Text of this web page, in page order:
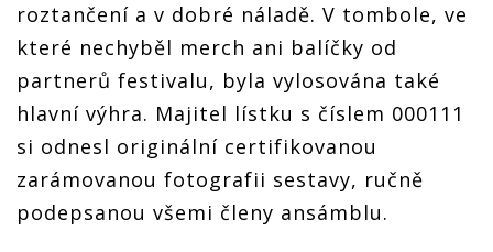
roztančení a v dobré náladě. V tombole, ve
které nechyběl merch ani balíčky od
partnerů festivalu, byla vylosována také
hlavní výhra. Majitel lístku s číslem 000111
si odnesl originální certifikovanou
zarámovanou fotografii sestavy, ručně
podepsanou všemi členy ansámblu.